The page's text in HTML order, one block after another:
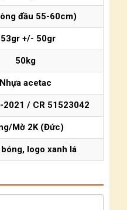
đầu 55-60cm)
+/- 50gr
50kg
Nhựa acetac
2021 / CR 51523042
Mờ 2K (Đức)
logo xanh lá